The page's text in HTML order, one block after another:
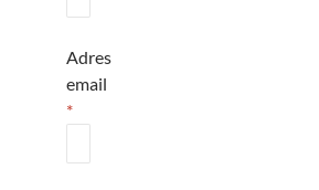
Adres
email
*